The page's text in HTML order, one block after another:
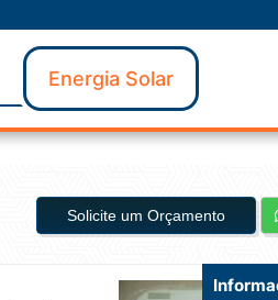
Energia Solar
Solicite um Orçamento